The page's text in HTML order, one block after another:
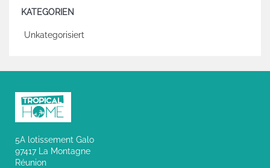
KATEGORIEN
Unkategorisiert
5A lotissement Galo
97417 La Montagne
Réunion